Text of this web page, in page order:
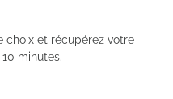
choix et récupérez votre
minutes.